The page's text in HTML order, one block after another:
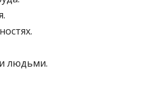
людьми.